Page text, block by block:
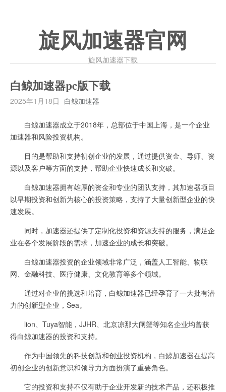
旋风加速器官网
旋风加速器下载
白鲸加速器pc版下载
2025年1月18日 白鲸加速器
白鲸加速器成立于2018年，总部位于中国上海，是一个企业
加速器和风险投资机构。
目的是帮助和支持初创企业的发展，通过提供资金、导师、资
源以及客户等方面的支持，帮助企业快速成长和突破。
白鲸加速器拥有雄厚的资金和专业的团队支持，其加速器项目
以早期投资和创新为核心的投资策略，支持了大量创新型企业的快
速发展。
同时，加速器还提供了定制化投资和资源支持的服务，满足企
业在各个发展阶段的需求，加速企业的成长和突破。
白鲸加速器投资的企业领域非常广泛，涵盖人工智能、物联
网、金融科技、医疗健康、文化教育等多个领域。
通过对企业的挑选和培育，白鲸加速器已经孕育了一大批有潜
力的创新型企业，Sea。
lion、Tuya智能，JJHR、北京凉那大闸蟹等知名企业均曾获
得白鲸加速器的投资和支持。
作为中国领先的科技创新和创业投资机构，白鲸加速器在提高
初创企业的创新意识和领导力方面扮演了重要角色。
它的投资和支持不仅有助于企业开发新的技术产品，还积极推